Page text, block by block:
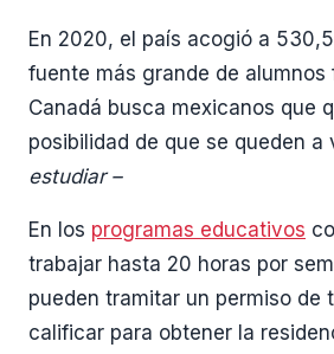
En 2020, el país acogió a
fuente más grande de
Canadá busca mexicanos que
posibilidad de que se queden
estudiar –
En los programas educativos
trabajar hasta 20 horas por
pueden tramitar un permiso de
calificar para obtener la